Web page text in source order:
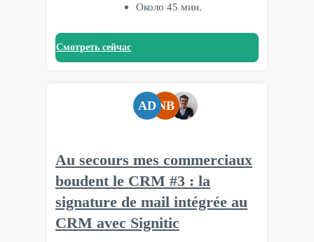
Около 45 мин.
Смотреть сейчас
AD NB
Au secours mes commerciaux
boudent le CRM #3 : la
signature de mail intégrée au
CRM avec Signitic